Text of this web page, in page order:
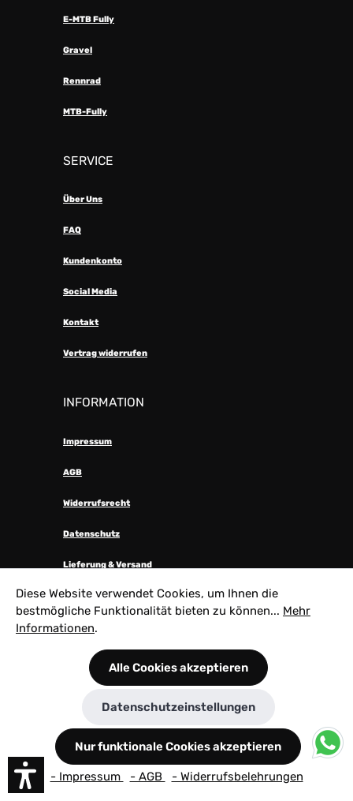
E-MTB Fully
Gravel
Rennrad
MTB-Fully
SERVICE
Über Uns
FAQ
Kundenkonto
Social Media
Kontakt
Vertrag widerrufen
INFORMATION
Impressum
AGB
Widerrufsrecht
Datenschutz
Lieferung & Versand
Zahlungsarten
Cookie-Einstellungen
Erklärung zur Barrierefreiheit
UNSERE MARKEN
Diese Website verwendet Cookies, um Ihnen die
bestmögliche Funktionalität bieten zu können... Mehr
Informationen.
Alle Cookies akzeptieren
Datenschutzeinstellungen
Nur funktionale Cookies akzeptieren
- Impressum - AGB - Widerrufsbelehrungen